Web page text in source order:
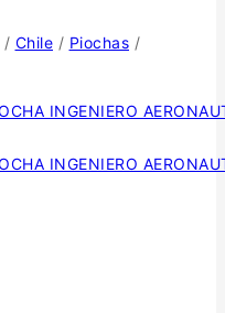
/ Chile / Piochas /